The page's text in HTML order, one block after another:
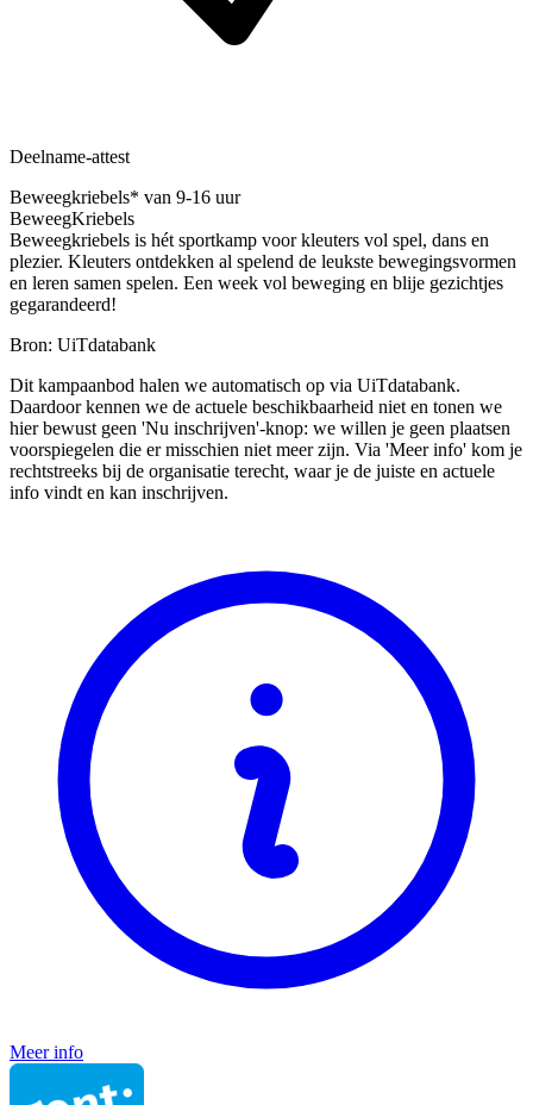
Deelname-attest
Beweegkriebels* van 9-16 uur
BeweegKriebels
Beweegkriebels is hét sportkamp voor kleuters vol spel, dans en
plezier. Kleuters ontdekken al spelend de leukste bewegingsvormen
en leren samen spelen. Een week vol beweging en blije gezichtjes
gegarandeerd!
Bron: UiTdatabank
Dit kampaanbod halen we automatisch op via UiTdatabank.
Daardoor kennen we de actuele beschikbaarheid niet en tonen we
hier bewust geen 'Nu inschrijven'-knop: we willen je geen plaatsen
voorspiegelen die er misschien niet meer zijn. Via 'Meer info' kom je
rechtstreeks bij de organisatie terecht, waar je de juiste en actuele
info vindt en kan inschrijven.
Meer info